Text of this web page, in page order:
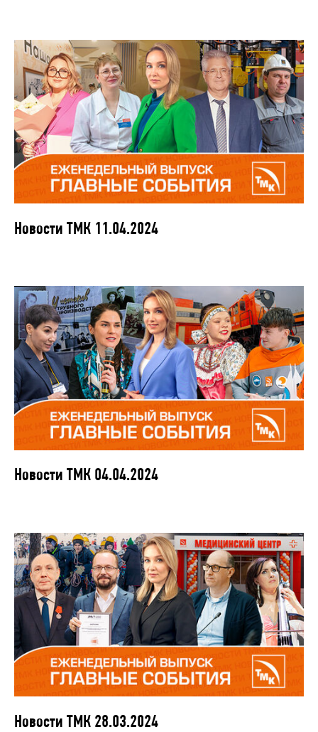
Новости ТМК 11.04.2024
Новости ТМК 04.04.2024
Новости ТМК 28.03.2024